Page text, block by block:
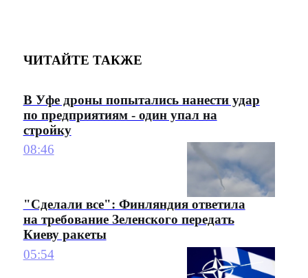
ЧИТАЙТЕ ТАКЖЕ
В Уфе дроны попытались нанести удар
по предприятиям - один упал на
стройку
08:46
"Сделали все": Финляндия ответила
на требование Зеленского передать
Киеву ракеты
05:54